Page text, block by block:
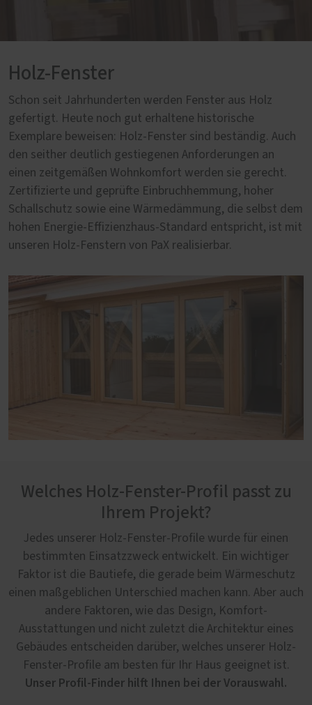
Holz-Fenster
Schon seit Jahrhunderten werden Fenster aus Holz
gefertigt. Heute noch gut erhaltene historische
Exemplare beweisen: Holz-Fenster sind beständig. Auch
den seither deutlich gestiegenen Anforderungen an
einen zeitgemäßen Wohnkomfort werden sie gerecht.
Zertifizierte und geprüfte Einbruchhemmung, hoher
Schallschutz sowie eine Wärmedämmung, die selbst dem
hohen Energie-Effizienzhaus-Standard entspricht, ist mit
unseren Holz-Fenstern von PaX realisierbar.
Welches Holz-Fenster-Profil passt zu
Ihrem Projekt?
Jedes unserer Holz-Fenster-Profile wurde für einen
bestimmten Einsatzzweck entwickelt. Ein wichtiger
Faktor ist die Bautiefe, die gerade beim Wärmeschutz
einen maßgeblichen Unterschied machen kann. Aber auch
andere Faktoren, wie das Design, Komfort-
Ausstattungen und nicht zuletzt die Architektur eines
Gebäudes entscheiden darüber, welches unserer Holz-
Fenster-Profile am besten für Ihr Haus geeignet ist.
Unser Profil-Finder hilft Ihnen bei der Vorauswahl.